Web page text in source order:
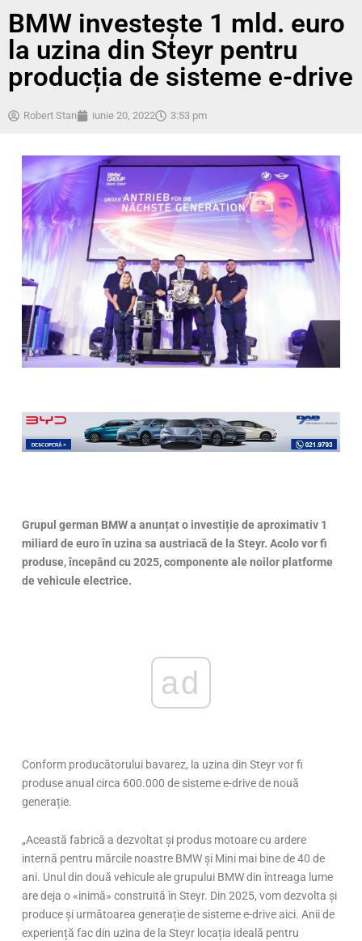
BMW investește 1 mld. euro
la uzina din Steyr pentru
producția de sisteme e-drive
Robert Stan iunie 20, 2022 3:53 pm
Grupul german BMW a anunțat o investiție de aproximativ 1
miliard de euro în uzina sa austriacă de la Steyr. Acolo vor fi
produse, începând cu 2025, componente ale noilor platforme
de vehicule electrice.
ad
Conform producătorului bavarez, la uzina din Steyr vor fi
produse anual circa 600.000 de sisteme e-drive de nouă
generație.
„Această fabrică a dezvoltat și produs motoare cu ardere
internă pentru mărcile noastre BMW și Mini mai bine de 40 de
ani. Unul din două vehicule ale grupului BMW din întreaga lume
are deja o «inimă» construită în Steyr. Din 2025, vom dezvolta și
produce și următoarea generație de sisteme e-drive aici. Anii de
experiență fac din uzina de la Steyr locația ideală pentru